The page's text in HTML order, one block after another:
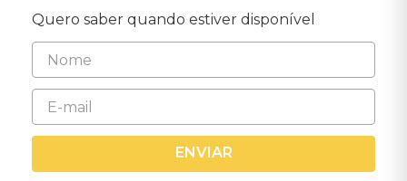
Quero saber quando estiver disponível
ENVIAR